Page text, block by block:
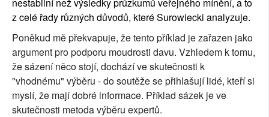
z celé řady různých důvodů, které Surowiecki analyzuje.
Poněkud mě překvapuje, že tento příklad je zařazen jako
argument pro podporu moudrosti davu. Vzhledem k tomu,
že sázení něco stojí, dochází ve skutečnosti k
"vhodnému" výběru - do soutěže se přihlašují lidé, kteří si
myslí, že mají dobré informace. Příklad sázek je ve
skutečnosti metoda výběru expertů.